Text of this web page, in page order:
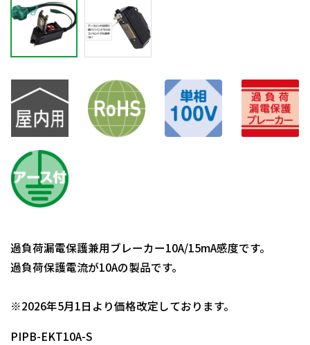
過負荷漏電保護兼用ブレーカー10A/15mA感度です。
過負荷保護電流が10Aの製品です。
※2026年5月1日より価格改定しております。
PIPB-EKT10A-S